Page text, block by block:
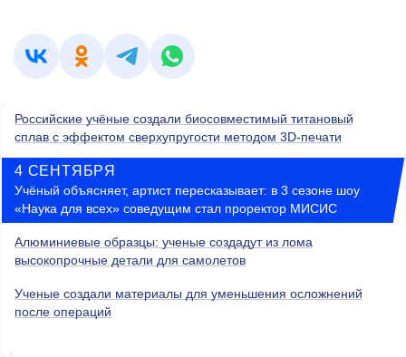
Российские учёные создали биосовместимый титановый
сплав с эффектом сверхупругости методом 3D-печати
4 СЕНТЯБРЯ
Учёный объясняет, артист пересказывает: в 3 сезоне шоу
«Наука для всех» соведущим стал проректор МИСИС
Алюминиевые образцы: ученые создадут из лома
высокопрочные детали для самолетов
Ученые создали материалы для уменьшения осложнений
после операций